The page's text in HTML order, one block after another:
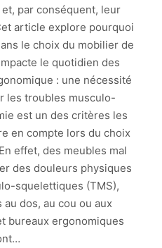
par conséquent, leur
article explore pourquoi
le choix du mobilier de
le quotidien des
: une nécessité
les troubles musculo-
est un des critères les
en compte lors du choix
effet, des meubles mal
des douleurs physiques
squelettiques (TMS),
dos, au cou ou aux
bureaux ergonomiques